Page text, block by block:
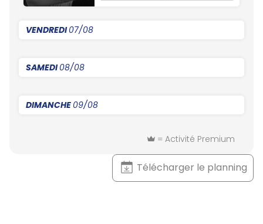
VENDREDI07/08
SAMEDI08/08
DIMANCHE 09/08
= Activité Premium
Télécharger le planning